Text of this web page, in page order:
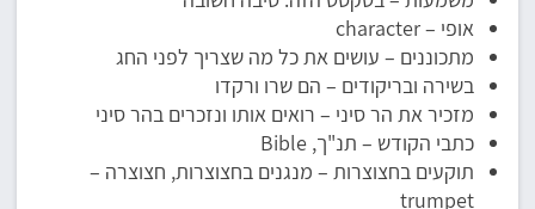
אופי – character
מתכוננים – עושים את כל מה שצריך לפני החג
בשירה ובריקודים – הם שרו ורקדו
מזכיר את הר סיני – רואים אותו ונזכרים בהר סיני
כתבי הקודש – תנ"ך, Bible
תוקעים בחצוצרות – מנגנים בחצוצרות, חצוצרה –
trumpet